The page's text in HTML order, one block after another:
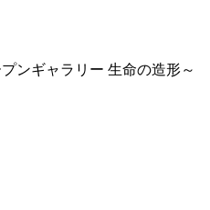
ンギャラリー 生命の造形～